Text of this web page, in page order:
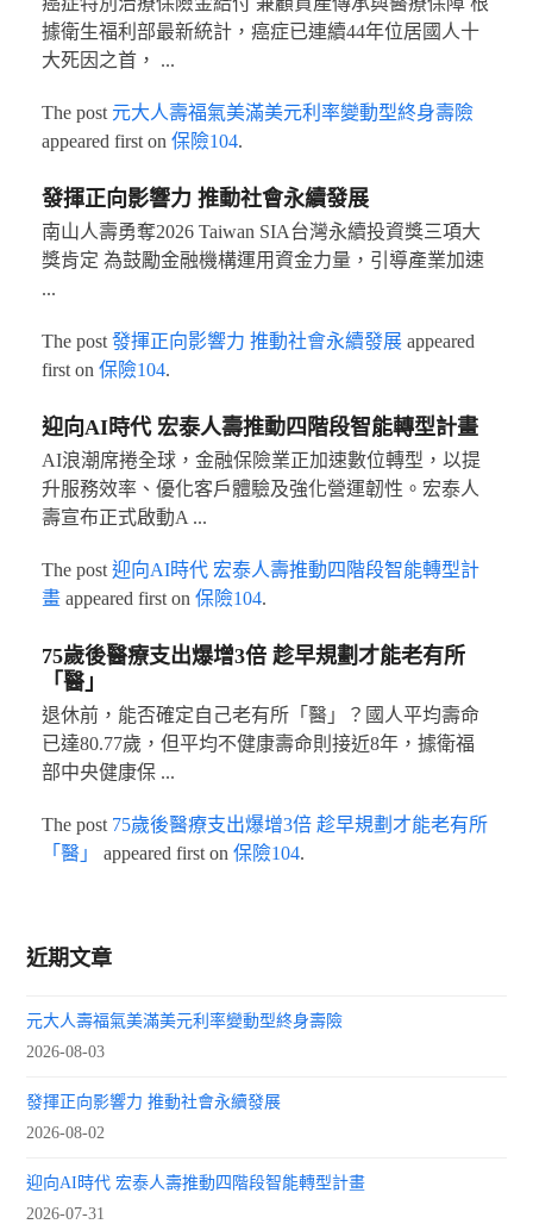
據衛生福利部最新統計，癌症已連續44年位居國人十
大死因之首， ...
The post 元大人壽福氣美滿美元利率變動型終身壽險
appeared first on 保險104.
發揮正向影響力 推動社會永續發展
南山人壽勇奪2026 Taiwan SIA台灣永續投資獎三項大
獎肯定 為鼓勵金融機構運用資金力量，引導產業加速
...
The post 發揮正向影響力 推動社會永續發展appeared
first on 保險104.
迎向AI時代 宏泰人壽推動四階段智能轉型計畫
AI浪潮席捲全球，金融保險業正加速數位轉型，以提
升服務效率、優化客戶體驗及強化營運韌性。宏泰人
壽宣布正式啟動A ...
The post 迎向AI時代 宏泰人壽推動四階段智能轉型計
畫appeared first on 保險104.
75歲後醫療支出爆增3倍 趁早規劃才能老有所
「醫」
退休前，能否確定自己老有所「醫」？國人平均壽命
已達80.77歲，但平均不健康壽命則接近8年，據衛福
部中央健康保 ...
The post 75歲後醫療支出爆增3倍 趁早規劃才能老有所
「醫」
appeared first on 保險104.
近期文章
元大人壽福氣美滿美元利率變動型終身壽險
2026-08-03
發揮正向影響力 推動社會永續發展
2026-08-02
迎向AI時代 宏泰人壽推動四階段智能轉型計畫
2026-07-31